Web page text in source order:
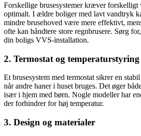
Forskellige brusesystemer kræver
optimalt. I ældre boliger med lavt vandtryk
mindre brusehoved være mere effektivt,
ofte kan håndtere store regnbrusere. Sørg
din boligs VVS-installation.
2. Termostat og temperaturstyring
Et brusesystem med termostat sikrer en
når andre haner i huset bruges. Det øger
især i hjem med børn. Nogle modeller har
der forhindrer for høj temperatur.
3. Design og materialer